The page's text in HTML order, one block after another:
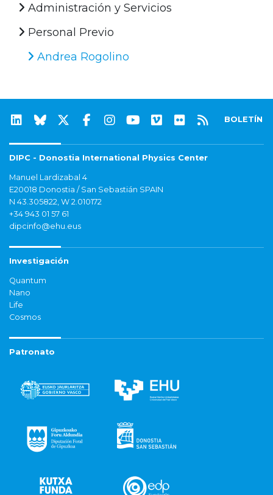
Administración y Servicios
Personal Previo
Andrea Rogolino
BOLETÍN
DIPC - Donostia International Physics Center
Manuel Lardizabal 4
E20018 Donostia / San Sebastián SPAIN
N 43.305822, W 2.010172
+34 943 01 57 61
dipcinfo@ehu.eus
Investigación
Quantum
Nano
Life
Cosmos
Patronato